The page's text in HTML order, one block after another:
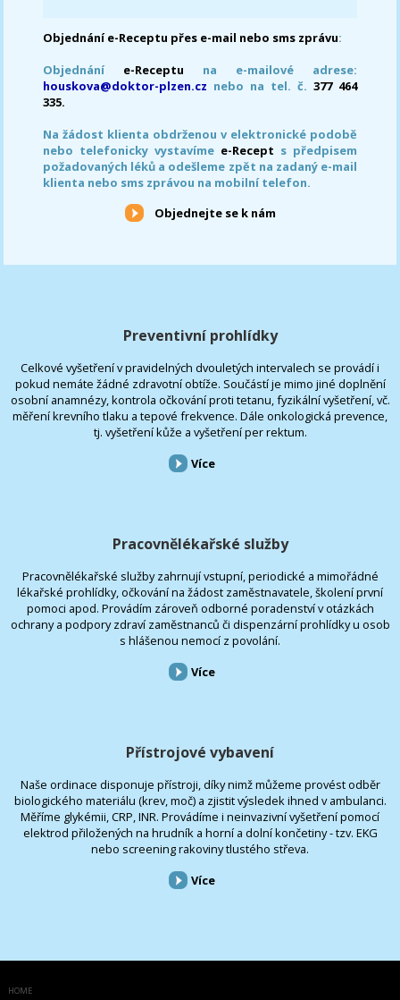
Objednání e-Receptu přes e-mail nebo sms zprávu:
Objednání e-Receptu na e-mailové adrese:
houskova@doktor-plzen.cz nebo na tel. č. 377 464
335.
Na žádost klienta obdrženou v elektronické podobě
nebo telefonicky vystavíme e-Recept s předpisem
požadovaných léků a odešleme zpět na zadaný e-mail
klienta nebo sms zprávou na mobilní telefon.
Objednejte se k nám
Preventivní prohlídky
Celkové vyšetření v pravidelných dvouletých intervalech se provádí i
pokud nemáte žádné zdravotní obtíže. Součástí je mimo jiné doplnění
osobní anamnézy, kontrola očkování proti tetanu, fyzikální vyšetření, vč.
měření krevního tlaku a tepové frekvence. Dále onkologická prevence,
tj. vyšetření kůže a vyšetření per rektum.
Více
Pracovnělékařské služby
Pracovnělékařské služby zahrnují vstupní, periodické a mimořádné
lékařské prohlídky, očkování na žádost zaměstnavatele, školení první
pomoci apod. Provádím zároveň odborné poradenství v otázkách
ochrany a podpory zdraví zaměstnanců či dispenzární prohlídky u osob
s hlášenou nemocí z povolání.
Více
Přístrojové vybavení
Naše ordinace disponuje přístroji, díky nimž můžeme provést odběr
biologického materiálu (krev, moč) a zjistit výsledek ihned v ambulanci.
Měříme glykémii, CRP, INR. Provádíme i neinvazivní vyšetření pomocí
elektrod přiložených na hrudník a horní a dolní končetiny - tzv. EKG
nebo screening rakoviny tlustého střeva.
Více
HOME